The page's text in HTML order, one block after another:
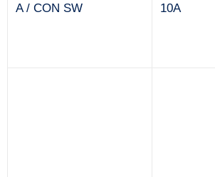
A / CON SW 10А